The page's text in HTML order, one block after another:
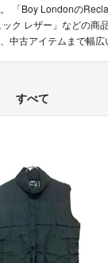
「Boy Londonの
ック レザー」などの
中古アイテムまで幅広
すべて